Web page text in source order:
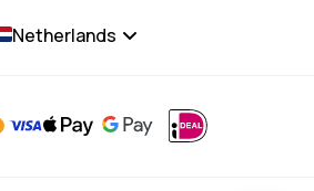
Netherlands